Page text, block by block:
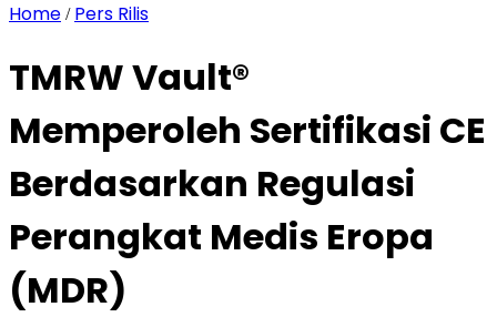
Home / Pers Rilis
TMRW Vault®
Memperoleh Sertifikasi CE
Berdasarkan Regulasi
Perangkat Medis Eropa
(MDR)